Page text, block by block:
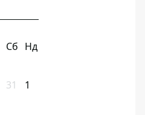
Сб Нд
31 1